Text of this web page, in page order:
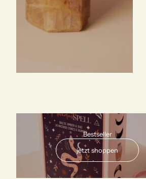
Bestseller
jetzt shoppen